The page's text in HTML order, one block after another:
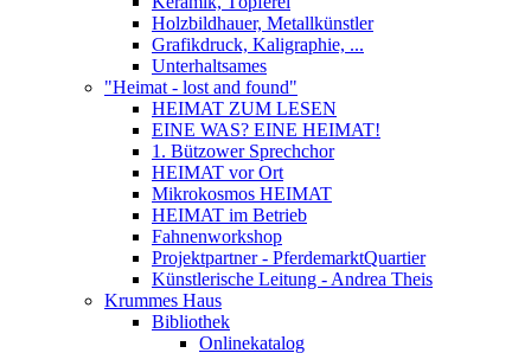
Holzbildhauer, Metallkünstler
Grafikdruck, Kaligraphie, ...
Unterhaltsames
"Heimat - lost and found"
HEIMAT ZUM LESEN
EINE WAS? EINE HEIMAT!
1. Bützower Sprechchor
HEIMAT vor Ort
Mikrokosmos HEIMAT
HEIMAT im Betrieb
Fahnenworkshop
Projektpartner - PferdemarktQuartier
Künstlerische Leitung - Andrea Theis
Krummes Haus
Bibliothek
Onlinekatalog